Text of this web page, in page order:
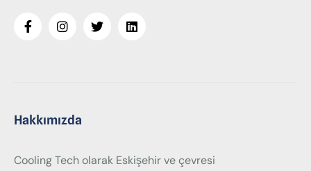
Hakkımızda
Cooling Tech olarak Eskişehir ve çevresi